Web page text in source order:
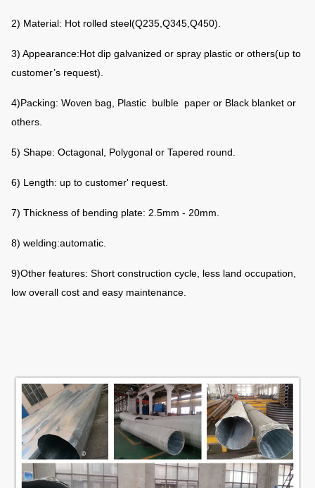
2) Material: Hot rolled steel(Q235,Q345,Q450).
3) Appearance:Hot dip galvanized or spray plastic or others(up to
customer’s request).
4)Packing: Woven bag, Plastic bulble paper or Black blanket or
others.
5) Shape: Octagonal, Polygonal or Tapered round.
6) Length: up to customer' request.
7) Thickness of bending plate: 2.5mm - 20mm.
8) welding:automatic.
9)Other features: Short construction cycle, less land occupation,
low overall cost and easy maintenance.